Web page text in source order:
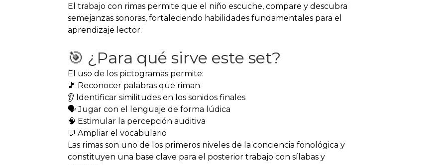
El trabajo con rimas permite que el niño escuche, compare y descubra
semejanzas sonoras, fortaleciendo habilidades fundamentales para el
aprendizaje lector.
🎯 ¿Para qué sirve este set?
El uso de los pictogramas permite:
🎵 Reconocer palabras que riman
👂 Identificar similitudes en los sonidos finales
🗣️ Jugar con el lenguaje de forma lúdica
🧠 Estimular la percepción auditiva
💬 Ampliar el vocabulario
Las rimas son uno de los primeros niveles de la conciencia fonológica y
constituyen una base clave para el posterior trabajo con sílabas y